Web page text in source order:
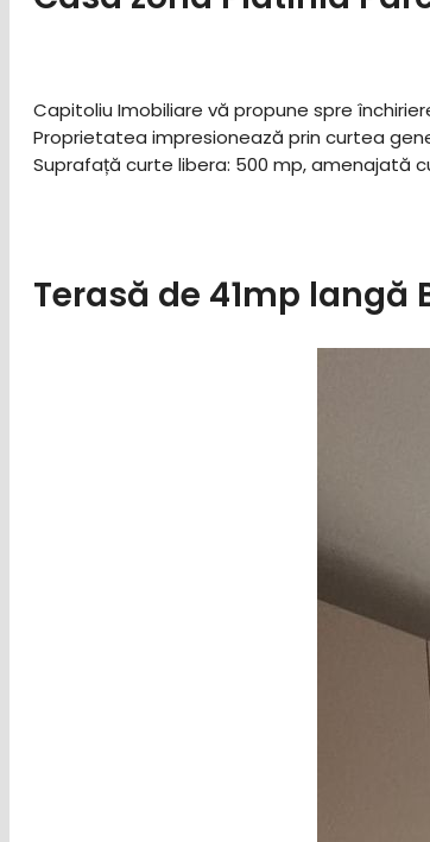
Capitoliu Imobiliare vă propune spre
Proprietatea impresionează prin curtea
Suprafață curte libera: 500 mp, amenajată
Terasă de 41mp langă